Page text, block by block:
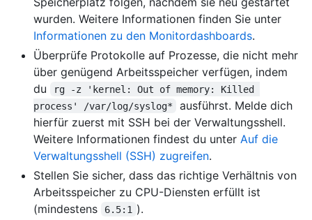
wurden. Weitere Informationen finden Sie unter
Informationen zu den Monitordashboards.
Überprüfe Protokolle auf Prozesse, die nicht mehr
über genügend Arbeitsspeicher verfügen, indem
du
rg -z 'kernel: Out of memory: Killed
process' /var/log/syslog*
ausführst. Melde dich
hierfür zuerst mit SSH bei der Verwaltungsshell.
Weitere Informationen findest du unter Auf die
Verwaltungsshell (SSH) zugreifen.
Stellen Sie sicher, dass das richtige Verhältnis von
Arbeitsspeicher zu CPU-Diensten erfüllt ist
(mindestens
6.5:1 ).